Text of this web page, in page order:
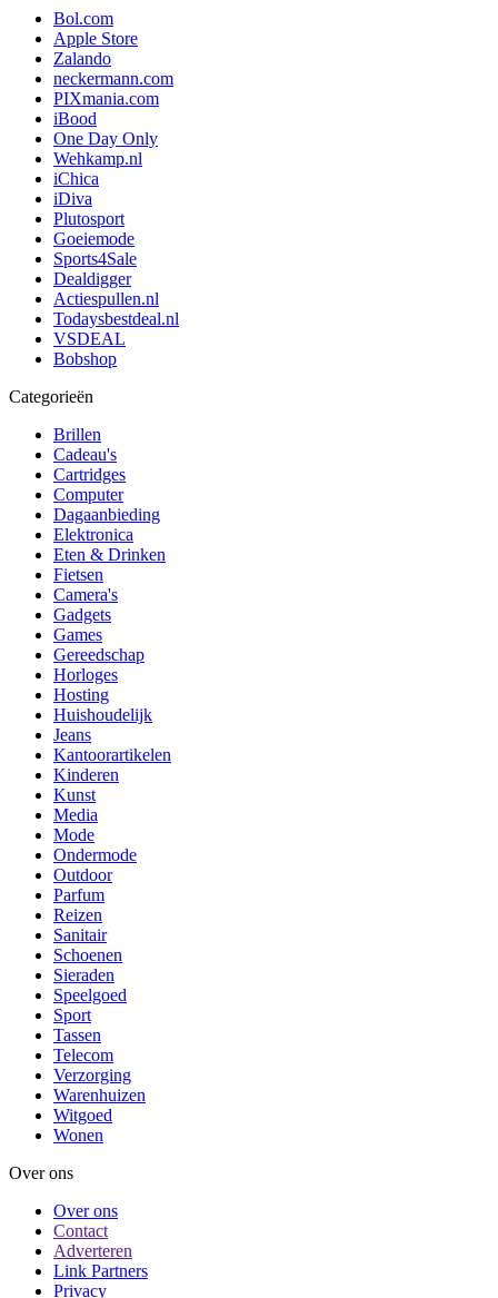
Bol.com
Apple Store
Zalando
neckermann.com
PIXmania.com
iBood
One Day Only
Wehkamp.nl
iChica
iDiva
Plutosport
Goeiemode
Sports4Sale
Dealdigger
Actiespullen.nl
Todaysbestdeal.nl
VSDEAL
Bobshop
Categorieën
Brillen
Cadeau's
Cartridges
Computer
Dagaanbieding
Elektronica
Eten & Drinken
Fietsen
Camera's
Gadgets
Games
Gereedschap
Horloges
Hosting
Huishoudelijk
Jeans
Kantoorartikelen
Kinderen
Kunst
Media
Mode
Ondermode
Outdoor
Parfum
Reizen
Sanitair
Schoenen
Sieraden
Speelgoed
Sport
Tassen
Telecom
Verzorging
Warenhuizen
Witgoed
Wonen
Over ons
Over ons
Contact
Adverteren
Link Partners
Privacy